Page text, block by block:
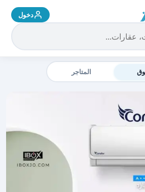
دخول
المتاجر